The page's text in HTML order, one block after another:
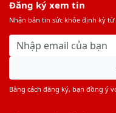
Đăng ký xem tin
Nhận bản tin sức khỏe định kỳ
Bằng cách đăng ký, bạn đồng ý